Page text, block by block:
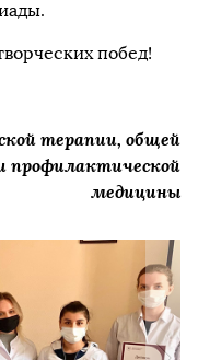
побед!
терапии, общей
профилактической
медицины